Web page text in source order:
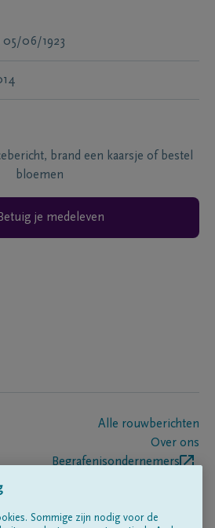
05/06/1923
brand een kaarsje of bestel
bloemen
Betuig je medeleven
Alle rouwberichten
Over ons
Begrafenisondernemers
Sommige zijn nodig voor de